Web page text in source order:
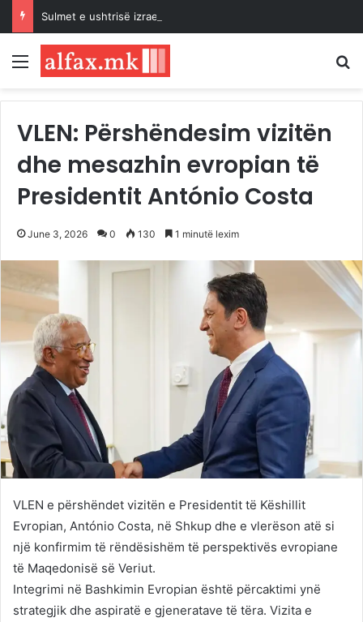
Menu
VLEN: Përshëndesim vizitën
dhe mesazhin evropian të
Presidentit António Costa
June 3, 2026 0 130 1 minutë lexim
VLEN e përshëndet vizitën e Presidentit të Këshillit
Evropian, António Costa, në Shkup dhe e vlerëson atë si
një konfirmim të rëndësishëm të perspektivës evropiane
të Maqedonisë së Veriut.
Integrimi në Bashkimin Evropian është përcaktimi ynë
strategjik dhe aspiratë e gjeneratave të tëra. Vizita e